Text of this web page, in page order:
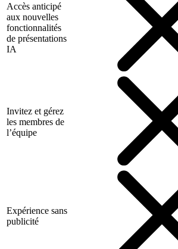
Accès anticipé
aux nouvelles
fonctionnalités
de présentations
IA
Invitez et gérez
les membres de
l’équipe
Expérience sans
publicité